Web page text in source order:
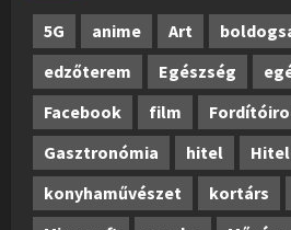
5G anime Art
edzőterem
Egészség
Facebook
film
Gasztronómia
hitel
konyhaművészet
kortárs